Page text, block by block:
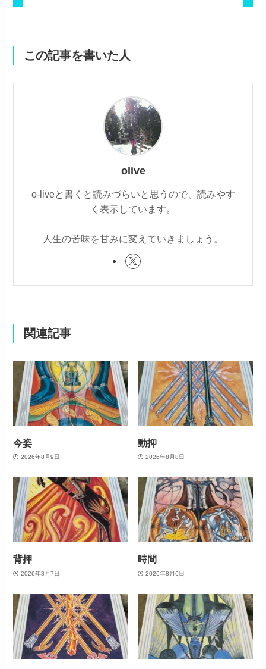
この記事を書いた人
olive
o-liveと書くと読みづらいと思うので、読みやす
く表示しています。
人生の苦味を甘みに変えていきましょう。
関連記事
今姿
2026年8月9日
動抑
2026年8月8日
背押
2026年8月7日
時間
2026年8月6日